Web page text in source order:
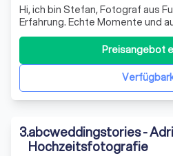
Hi, ich bin Stefan, Fotograf aus
Erfahrung. Echte Momente und
Fahrtkosten immer inklusive! Und das Beste: Deine Bilder
erhältst Du in maximal 10 Tagen.
Preisangebot
3.abcweddingstories -
Hochzeitsfotografie